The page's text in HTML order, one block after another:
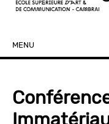
MENU